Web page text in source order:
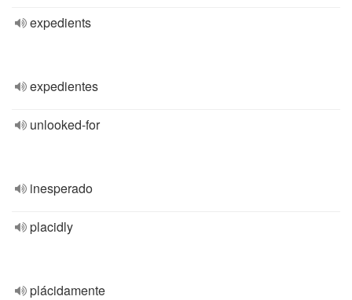
expedients
expedientes
unlooked-for
inesperado
placidly
plácidamente